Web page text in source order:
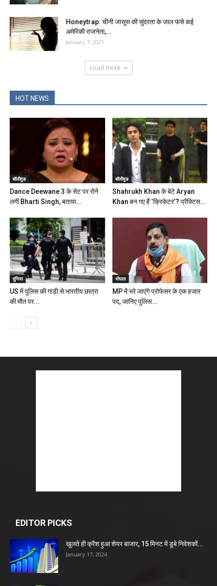
Honeytrap: चीनी जासूस की सुंदरता के जाल फंसे कई
अमेरिकी राजनेता,...
January 7, 2021
Load more
HOT NEWS
बॉलीवुड
Dance Deewane 3 के सेट पर रोने
लगीं Bharti Singh, बताया...
बॉलीवुड
Shahrukh Khan के बेटे Aryan
Khan बन गए हैं ‘क्रिकेटर’? प्रैक्टिस...
दुनिया
US में पुलिस की गाड़ी से भारतीय छात्रा
की मौत पर...
भोपाल
MP में भरे जाएंगे प्रोफेसर के एक हजार
पद, जानिए पुलिस...
EDITOR PICKS
खुलते ही क्रैश हुआ शेयर बाजार, 15 मिनट में डूबे निवेशकों...
January 17, 2024